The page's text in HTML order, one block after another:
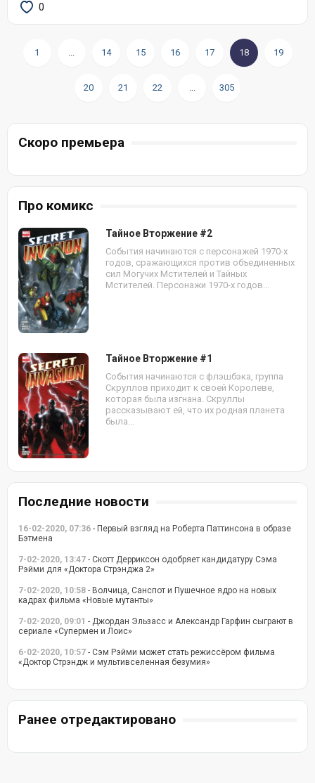
0
1 ... 14 15 16 17 18 19
20 21 22 ... 305
Скоро премьера
Про комикс
Тайное Вторжение #2
События начинаются с персонажей 1970-х
годов, сражающихся против объединенных
сил Могучих Мстителей и Тайных
Мстителей. Персонажи 1970-х годов...
Тайное Вторжение #1
События начинаются с флэшбэка, группа
Скруллов приходит к своей Королеве,
которая была изгнана. Скруллы
рассказывают ей, что их родная планета
была...
Последние новости
16-02-2020, 07:36 - Первый взгляд на Роберта Паттинсона в образе
Бэтмена
7-02-2020, 13:47 - Скотт Дерриксон одобряет кандидатуру Сэма
Рэйми для «Доктора Стрэнджа 2»
7-02-2020, 10:58 - Волчица, Санспот и Пушечное ядро на новых
кадрах фильма «Новые мутанты»
7-02-2020, 09:01 - Джордан Эльзасс и Александр Гарфин сыграют в
сериале «Супермен и Лоис»
6-02-2020, 10:57 - Сэм Рэйми может стать режиссёром фильма
«Доктор Стрэндж и мультивселенная безумия»
Ранее отредактировано